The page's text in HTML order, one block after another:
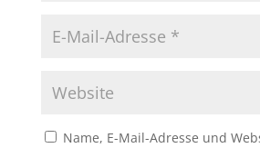
Name, E-Mail-Adresse und